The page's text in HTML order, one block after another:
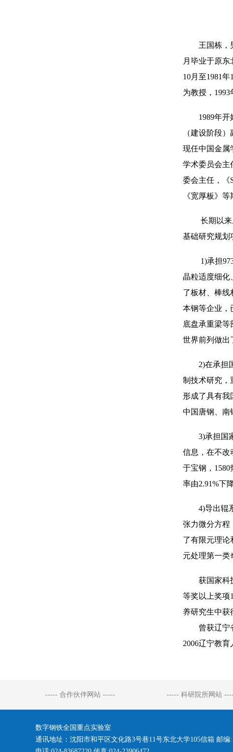
王国栋，男
月毕业于原东
10月至1981
为教授，
1989年开始
（建设阶段
现任中国金属
学术委员会主
委会主任，《
《宽厚板》
长期以来从
基础研究规划
1)承担973
晶粒适度细化
了板材、棒线
本钢等企业，
底盘承重梁
世界前列做出
2)在承担国
制技术研究，
形成了具有我
中国唐钢、南
3)承担国家
信息，在不改
于宝钢，
率由2.91%下
4)导出辊系
张力微分方程
了有限元理论
元处理第一类
获国家科技
等奖以上奖项
养研究生中获
曾获辽宁省
2006辽宁教育
----- 合作伙伴网站 ----- ----- 科研院所网站
数字钢铁全国重点实验室
通讯地址：沈阳市和平区文化路3号巷11号东北大学105信箱 邮编